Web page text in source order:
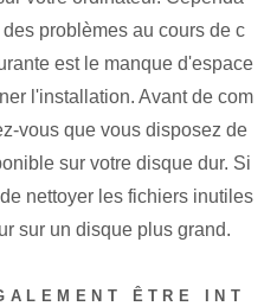
⁤problèmes​ au cours de c
est le manque d'espace
l'installation. Avant de com
vous que vous disposez de
sur votre disque dur. Si
nettoyer les fichiers inutiles
sur un disque plus grand.
ÊTRE INT